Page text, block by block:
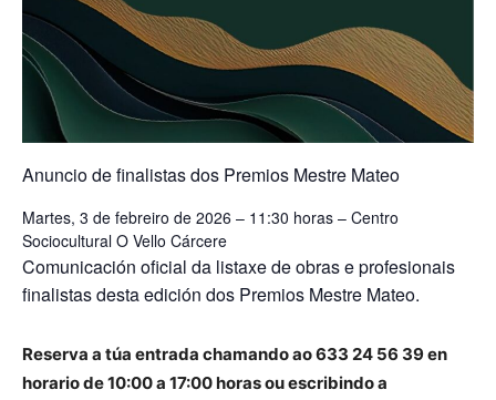
Anuncio de finalistas dos Premios Mestre Mateo
Martes, 3 de febreiro de 2026 – 11:30 horas – Centro
Sociocultural O Vello Cárcere
Comunicación oficial da listaxe de obras e profesionais
finalistas desta edición dos Premios Mestre Mateo.
Reserva a túa entrada chamando ao 633 24 56 39 en
horario de 10:00 a 17:00 horas ou escribindo a